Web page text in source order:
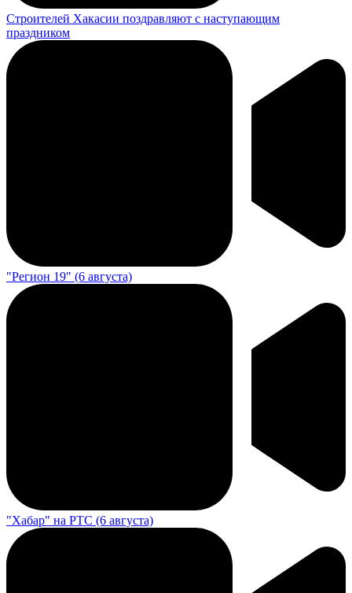
Строителей Хакасии поздравляют с наступающим
праздником
"Регион 19" (6 августа)
"Хабар" на РТС (6 августа)